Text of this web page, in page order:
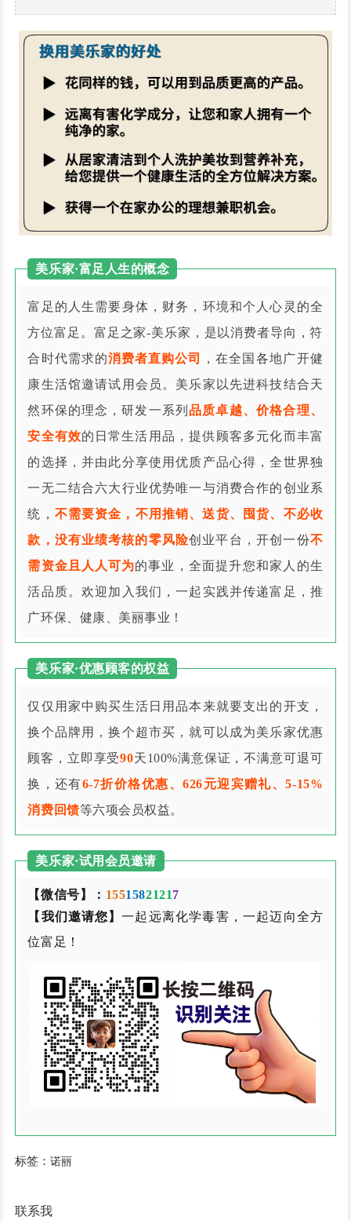
美乐家·富足人生的概念
富足的人生需要身体，财务，环境和个人心灵的全
方位富足。富足之家-美乐家，是以消费者导向，符
合时代需求的消费者直购公司
，在全国各地广开健
康生活馆邀请试用会员。美乐家以先进科技结合天
然环保的理念，研发一系列 品质卓越、价格合理、
安全有效的日常生活用品，提供顾客多元化而丰富
的选择，并由此分享使用优质产品心得，全世界独
一无二结合六大行业优势唯一与消费合作的创业系
统， 不需要资金，不用推销、送货、囤货、不必收
款，没有业绩考核的零风险创业平台，开创一份不
需资金且人人可为的事业，全面提升您和家人的生
活品质。欢迎加入我们，一起实践并传递富足，推
广环保、健康、美丽事业！
美乐家·优惠顾客的权益
仅仅用家中购买生活日用品本来就要支出的开支，
换个品牌用，换个超市买，就可以成为美乐家优惠
顾客，立即享受90天100%满意保证，不满意可退可
换，还有6-7折价格优惠、626元迎宾赠礼、5-15%
消费回馈等六项会员权益。
美乐家·试用会员邀请
【微信号】： 15515821217
【我们邀请您】一起远离化学毒害，一起迈向全方
位富足！
标签：诺丽
联系我